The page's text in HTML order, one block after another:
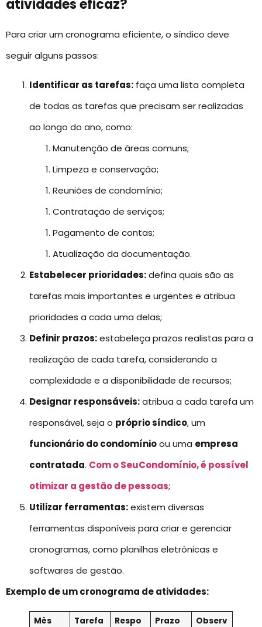
atividades eficaz?
Para criar um cronograma eficiente, o síndico deve
seguir alguns passos:
Identificar as tarefas: faça uma lista completa
de todas as tarefas que precisam ser realizadas
ao longo do ano, como:
Manutenção de áreas comuns;
Limpeza e conservação;
Reuniões de condomínio;
Contratação de serviços;
Pagamento de contas;
Atualização da documentação.
Estabelecer prioridades:defina quais são as
tarefas mais importantes e urgentes e atribua
prioridades a cada uma delas;
Definir prazos:estabeleça prazos realistas para a
realização de cada tarefa, considerando a
complexidade e a disponibilidade de recursos;
Designar responsáveis:atribua a cada tarefa um
responsável, seja o próprio síndico, um
funcionário do condomínioou uma empresa
contratada. Com o SeuCondomínio, é possível
otimizar a gestão de pessoas;
Utilizar ferramentas:existem diversas
ferramentas disponíveis para criar e gerenciar
cronogramas, como planilhas eletrônicas e
softwares de gestão.
Exemplo de um cronograma de atividades:
Mês Tarefa Respo Prazo Observ